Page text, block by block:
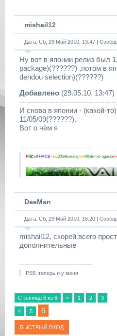
mishail12
Дата: Сб, 29 Май 2010, 13:47 |
Ну вот в японии релиз был
package)(??????) ,потом в
dendou selection)(??????)
Добавлено (29.05.10, 13:47)
И снова в японии - (какой-
11/05/09(??????).
Вот о чём я
PS2v.9 FMCB ide120GBsmsng ide40GBmxtr agestar(
DaeMan
Дата: Сб, 29 Май 2010, 16:20 |
mishail12, скорей всего
дополнительные
PS5, теперь и у меня
Страница 6 из 6 « 1 2 3
4 5 6